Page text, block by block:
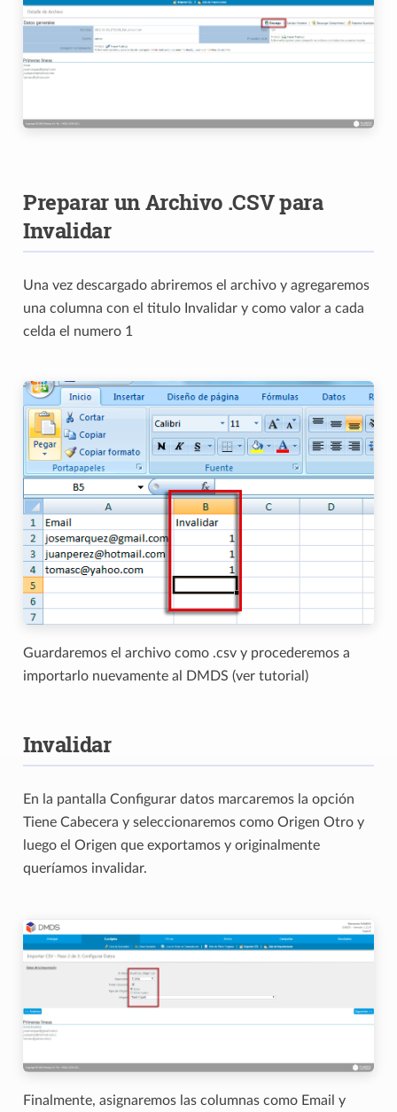
Preparar un Archivo .CSV para
Invalidar
Una vez descargado abriremos el archivo y agregaremos
una columna con el titulo Invalidar y como valor a cada
celda el numero 1
Guardaremos el archivo como .csv y procederemos a
importarlo nuevamente al DMDS (ver tutorial)
Invalidar
En la pantalla Configurar datos marcaremos la opción
Tiene Cabecera y seleccionaremos como Origen Otro y
luego el Origen que exportamos y originalmente
queríamos invalidar.
Finalmente, asignaremos las columnas como Email y